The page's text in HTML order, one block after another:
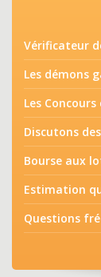
Vérificateur
Les démons
Les Concours
Discutons
Bourse aux
Estimation
Questions